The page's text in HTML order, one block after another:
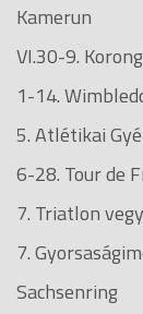
Kamerun
VI.30-9.
1-14.
5. Atlétikai
6-28. Tour de
7. Triatlon
7.
Sachsenring